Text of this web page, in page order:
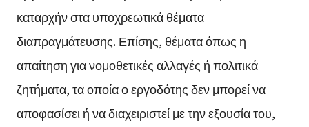
καταρχήν στα υποχρεωτικά θέματα
διαπραγμάτευσης. Επίσης, θέματα όπως η
απαίτηση για νομοθετικές αλλαγές ή πολιτικά
ζητήματα, τα οποία ο εργοδότης δεν μπορεί να
αποφασίσει ή να διαχειριστεί με την εξουσία του,